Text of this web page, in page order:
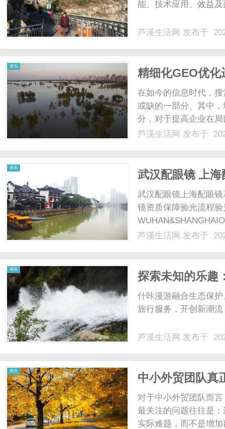
能、技术应用、效益
芦溪生活网 发布于
资讯
精细化GEO优
在如今的信息时代，
或缺的一部分。其中
分，对于提高企业在
本文将对GEO优化运
芦溪生活网 发布于
资讯
武汉配眼镜 上海
武汉配眼镜上海配眼
镜资质保障验光流程
配镜的写字楼眼镜店
芦溪生活网 发布于
资讯
探索未知的乐趣
程
什咔漫游融合生态保
旅行服务，开创新潮
芦溪生活网 发布于
资讯
中小外贸团队真
对于中小外贸团队而
最关注的问题往往是
实际难题，而不是增